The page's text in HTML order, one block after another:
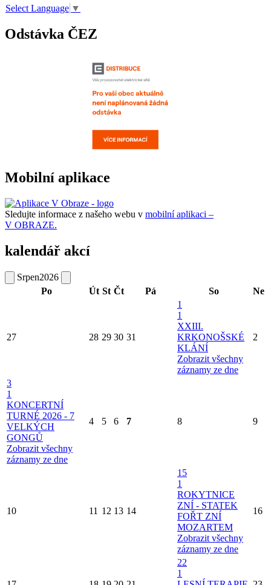
Select Language ▼
Odstávka ČEZ
Mobilní aplikace
Sledujte informace z našeho webu v mobilní aplikaci –
V OBRAZE.
kalendář akcí
Srpen2026
Po
Út St Čt Pá So Ne
27 28 29 30 31
1
1
XXIII.
KRKONOŠSKÉ
KLÁNÍ
Zobrazit všechny
záznamy ze dne
2
3
1
KONCERTNÍ
TURNÉ 2026 - 7
VELKÝCH
GONGŮ
Zobrazit všechny
záznamy ze dne
4 5 6 7 8 9
10 11 12 13 14
15
1
ROKYTNICE
ZNÍ - STATEK
FOŘT ZNÍ
MOZARTEM
Zobrazit všechny
záznamy ze dne
16
22
1